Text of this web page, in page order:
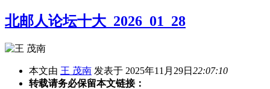
北邮人论坛十大_2026_01_28
本文由 王 茂南 发表于 2025年11月29日 22:07:10
转载请务必保留本文链接：